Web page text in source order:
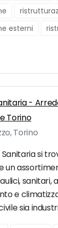
esterni
-
Torino
Torino
si
un
sanitari,
e
sia